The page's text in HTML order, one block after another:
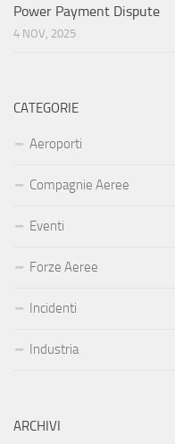
Power Payment Dispute
4 NOV, 2025
CATEGORIE
Aeroporti
Compagnie Aeree
Eventi
Forze Aeree
Incidenti
Industria
ARCHIVI